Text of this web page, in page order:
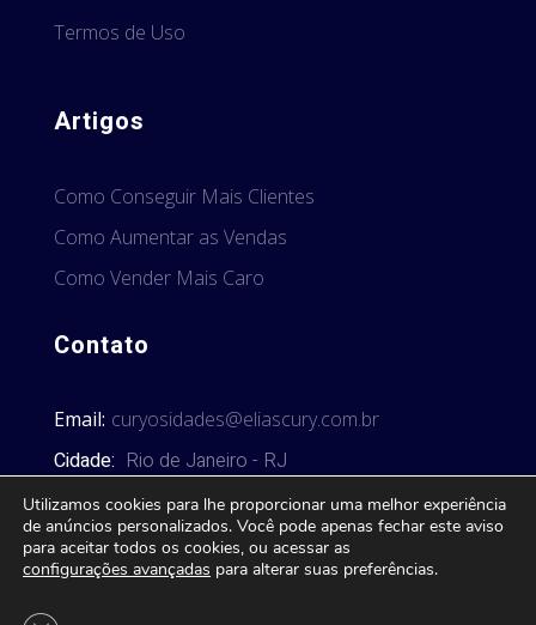
Termos de Uso
Artigos
Como Conseguir Mais Clientes
Como Aumentar as Vendas
Como Vender Mais Caro
Contato
Email: curyosidades@eliascury.com.br
Cidade: Rio de Janeiro - RJ
Utilizamos cookies para lhe proporcionar uma melhor experiência
de anúncios personalizados. Você pode apenas fechar este aviso
para aceitar todos os cookies, ou acessar as
configurações avançadas para alterar suas preferências.